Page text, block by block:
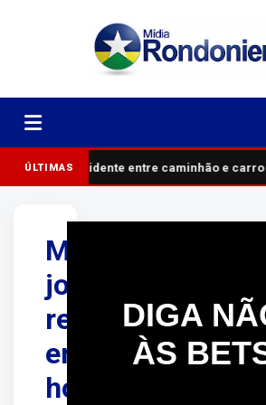
ÚLTIMASAcidente entre caminhão e carro
Mulher
joga
refrigerante
em
homem
DIGA
ÀS